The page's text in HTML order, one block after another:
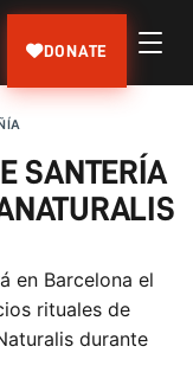
DONATE
SANTERÍA
en Barcelona el
rituales de
durante